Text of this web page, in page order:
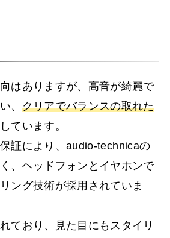
はありますが、高音が綺麗で
、 クリアでバランスの取れた
ています。
証により、audio-technicaの
、ヘッドフォンとイヤホンで
ング技術が採用されていま
ており、見た目にもスタイリ